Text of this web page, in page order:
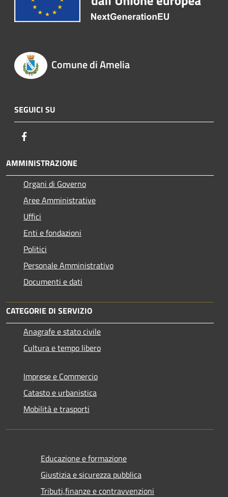
Comune di Amelia
SEGUICI SU
AMMINISTRAZIONE
Organi di Governo
Aree Amministrative
Uffici
Enti e fondazioni
Politici
Personale Amministrativo
Documenti e dati
CATEGORIE DI SERVIZIO
Anagrafe e stato civile
Cultura e tempo libero
Imprese e Commercio
Catasto e urbanistica
Mobilità e trasporti
Educazione e formazione
Giustizia e sicurezza pubblica
Tributi,finanze e contravvenzioni